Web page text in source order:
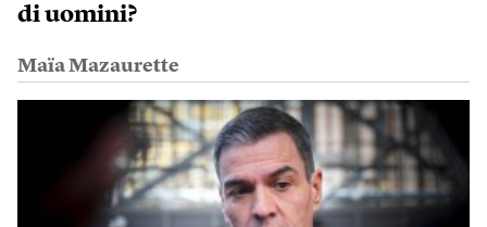
di uomini?
Maïa Mazaurette